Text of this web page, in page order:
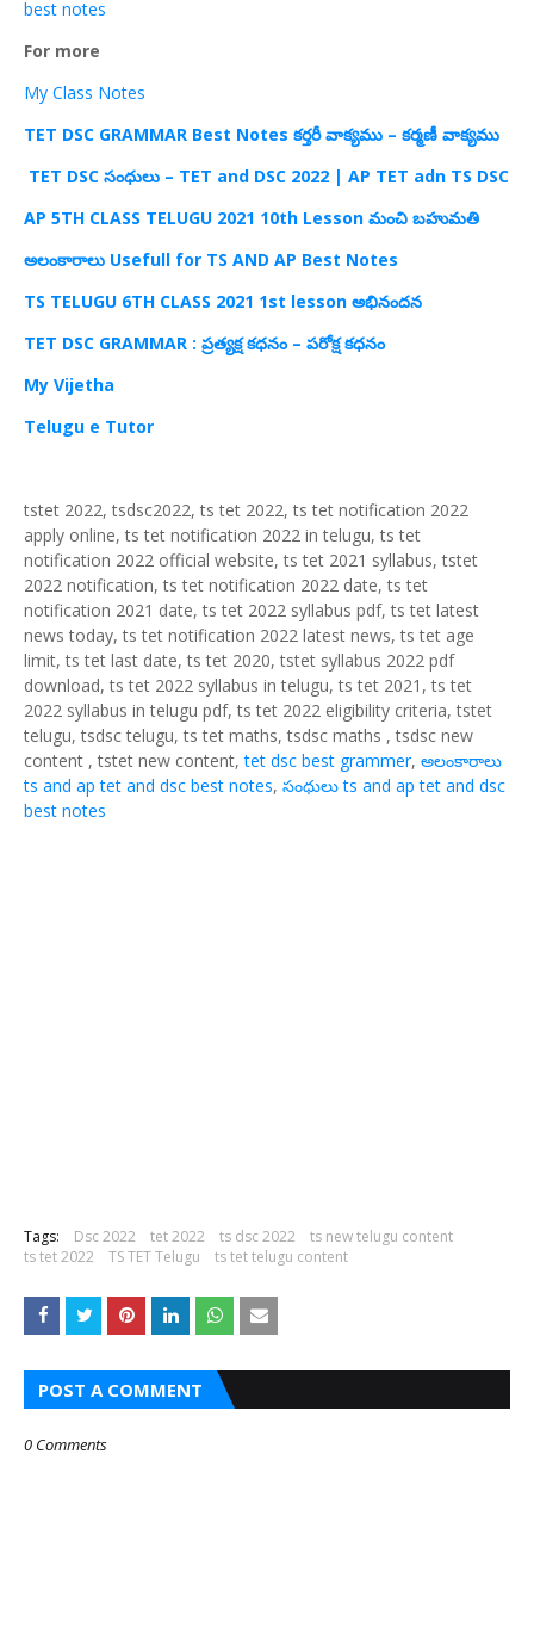
best notes
For more
My Class Notes
TET DSC GRAMMAR Best Notes కర్తరీ వాక్యము – కర్మణీ వాక్యము
TET DSC సంధులు – TET and DSC 2022 | AP TET adn TS DSC
AP 5TH CLASS TELUGU 2021 10th Lesson మంచి బహుమతి
అలంకారాలు Usefull for TS AND AP Best Notes
TS TELUGU 6TH CLASS 2021 1st lesson అభినందన
TET DSC GRAMMAR : ప్రత్యక్ష కధనం – పరోక్ష కధనం
My Vijetha
Telugu e Tutor
tstet 2022, tsdsc2022, ts tet 2022, ts tet notification 2022
apply online, ts tet notification 2022 in telugu, ts tet
notification 2022 official website, ts tet 2021 syllabus, tstet
2022 notification, ts tet notification 2022 date, ts tet
notification 2021 date, ts tet 2022 syllabus pdf, ts tet latest
news today, ts tet notification 2022 latest news, ts tet age
limit, ts tet last date, ts tet 2020, tstet syllabus 2022 pdf
download, ts tet 2022 syllabus in telugu, ts tet 2021, ts tet
2022 syllabus in telugu pdf, ts tet 2022 eligibility criteria, tstet
telugu, tsdsc telugu, ts tet maths, tsdsc maths , tsdsc new
content , tstet new content,tet dsc best grammer, అలంకారాలు
ts and ap tet and dsc best notes, సంధులు ts and ap tet and dsc
best notes
Tags: Dsc 2022 tet 2022 ts dsc 2022
ts new telugu content
ts tet 2022
TS TET Telugu ts tet telugu content
POST A COMMENT
0 Comments